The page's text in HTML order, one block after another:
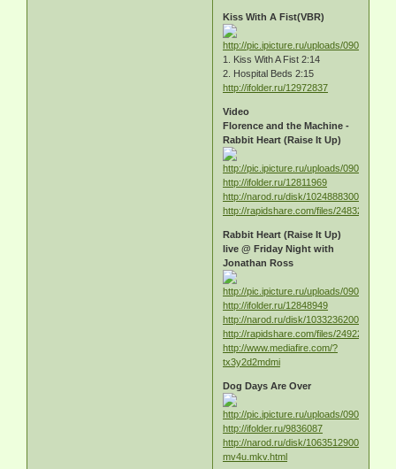
Kiss With A Fist(VBR)
1. Kiss With A Fist 2:14
2. Hospital Beds 2:15
http://ifolder.ru/12972837
Video
Florence and the Machine -
Rabbit Heart (Raise It Up)
http://ifolder.ru/12811969
http://narod.ru/disk/10248883000/
http://rapidshare.com/files/248323311/
Rabbit Heart (Raise It Up)
live @ Friday Night with
Jonathan Ross
http://ifolder.ru/12848949
http://narod.ru/disk/10332362000/
http://rapidshare.com/files/249220646/
http://www.mediafire.com/?
tx3y2d2mdmi
Dog Days Are Over
http://ifolder.ru/9836087
http://narod.ru/disk/10635129000/
mv4u.mkv.html